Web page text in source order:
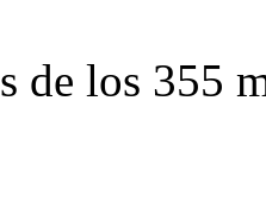
de los 355